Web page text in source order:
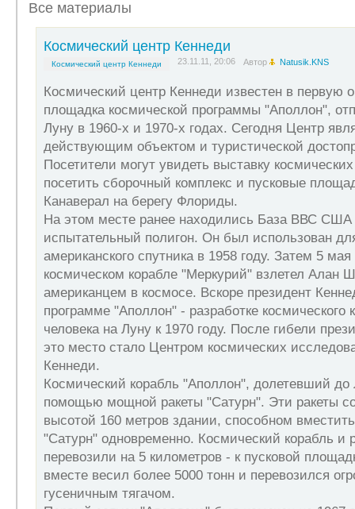
чудес света.
Все материалы
Космический центр Кеннеди
Космический центр Кеннеди 23.11.11, 20:06 Автор Natusik.KNS
Космический центр Кеннеди известен в первую
площадка космической программы "Аполлон",
Луну в 1960-х и 1970-х годах. Сегодня Центр
действующим объектом и туристической
Посетители могут увидеть выставку космических
посетить сборочный комплекс и пусковые
Канаверал на берегу Флориды.
На этом месте ранее находились База ВВС США
испытательный полигон. Он был использован
американского спутника в 1958 году. Затем 5 мая
космическом корабле "Меркурий" взлетел Алан
американцем в космосе. Вскоре президент
программе "Аполлон" - разработке космического
человека на Луну к 1970 году. После гибели
это место стало Центром космических
Кеннеди.
Космический корабль "Аполлон", долетевший до
помощью мощной ракеты "Сатурн". Эти ракеты
высотой 160 метров здании, способном
"Сатурн" одновременно. Космический корабль и
перевозили на 5 километров - к пусковой
вместе весил более 5000 тонн и перевозился
гусеничным тягачом.